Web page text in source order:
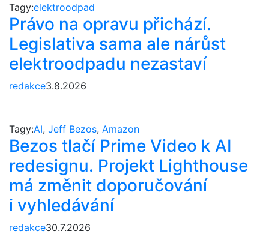
Tagy:elektroodpad
Právo na opravu přichází.
Legislativa sama ale nárůst
elektroodpadu nezastaví
redakce3.8.2026
Tagy:AI, Jeff Bezos, Amazon
Bezos tlačí Prime Video k AI
redesignu. Projekt Lighthouse
má změnit doporučování
i vyhledávání
redakce30.7.2026